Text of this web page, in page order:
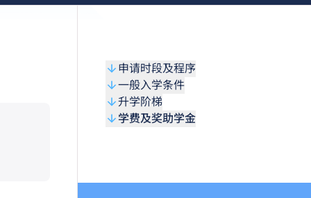
申请时段及程序
一般入学条件
升学阶梯
学费及奖助学金